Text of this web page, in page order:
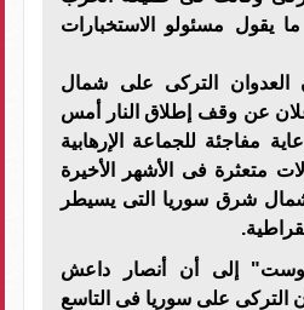
يقول مسئولو الاستخبارات
التركى على شمال
عن وقف إطلاق النار أمس
مفاجئة للجماعة الإرهابية
متعثرة فى الأشهر الأخيرة
شرق سوريا التى يسيطر
إلى أن أنصار داعش
التركى على سوريا فى التاسع